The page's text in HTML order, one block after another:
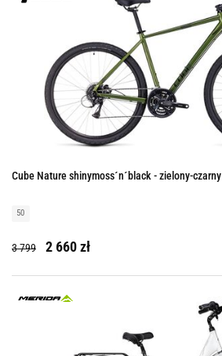
Cube Nature shinymoss´n´black - zielony-czarny
50
3 799 2 660 zł